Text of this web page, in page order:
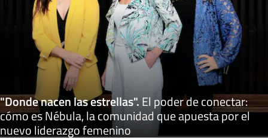
"Donde nacen las estrellas".El poder de conectar:
cómo es Nébula, la comunidad que apuesta por el
nuevo liderazgo femenino